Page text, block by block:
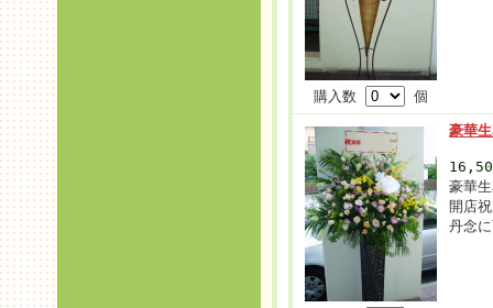
購入数 個
豪華
豪華
開店
丹念